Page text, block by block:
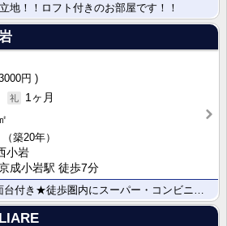
地！！ロフト付きのお部屋です！！
円
1ヶ月
（築20年）
小岩
成小岩駅 徒歩7分